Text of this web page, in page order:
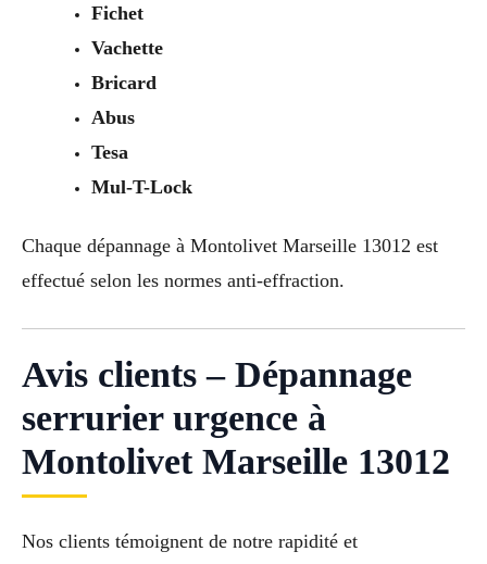
Fichet
Vachette
Bricard
Abus
Tesa
Mul-T-Lock
Chaque dépannage à Montolivet Marseille 13012 est
effectué selon les normes anti-effraction.
Avis clients – Dépannage
serrurier urgence à
Montolivet Marseille 13012
Nos clients témoignent de notre rapidité et